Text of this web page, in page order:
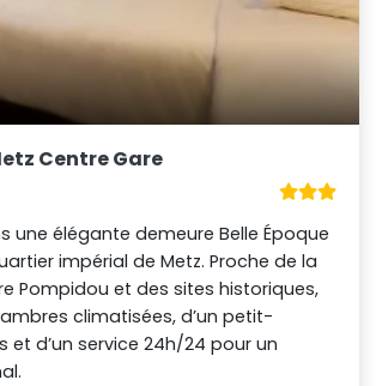
Centre Gare
une élégante demeure Belle Époque
impérial de Metz. Proche de la
Pompidou et des sites historiques,
climatisées, d’un petit-
et d’un service 24h/24 pour un